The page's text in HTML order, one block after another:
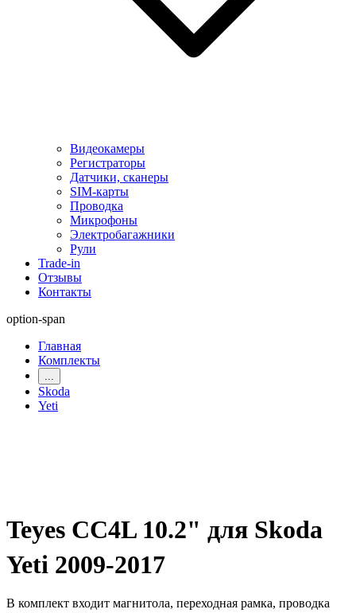
Видеокамеры
Регистраторы
Датчики, сканеры
SIM-карты
Проводка
Микрофоны
Электробагажники
Рули
Trade-in
Отзывы
Контакты
option-span
Главная
Комплекты
...
Skoda
Yeti
Teyes CC4L 10.2" для Skoda
Yeti 2009-2017
В комплект входит магнитола, переходная рамка, проводка